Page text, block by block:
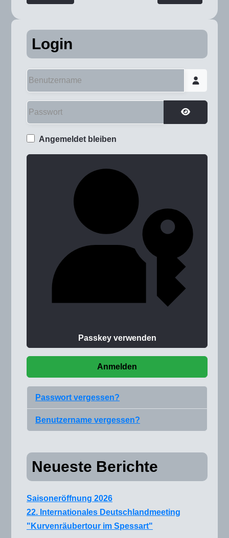
Login
Benutzername
Passwort
Passwort
Angemeldet bleiben
Passkey verwenden
Anmelden
Passwort vergessen?
Benutzername vergessen?
Neueste Berichte
Saisoneröffnung 2026
22. Internationales Deutschlandmeeting
"Kurvenräubertour im Spessart"